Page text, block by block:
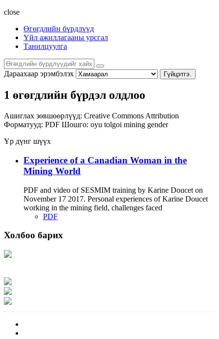
close
Өгөгдлийн бүрдлүүд
Үйл ажиллагааны урсгал
Танилцуулга
Дараахаар эрэмбэлэх Гүйцэтгэ.
1 өгөгдлийн бүрдэл олдлоо
Ашиглах зөвшөөрлүүд: Creative Commons Attribution
Форматууд: PDF Шошго: oyu tolgoi mining gender
Үр дүнг шүүх
Experience of a Canadian Woman in the
Mining World
PDF and video of SESMIM training by Karine Doucet on
November 17 2017. Personal experiences of Karine Doucet
working in the mining field, challenges faced
PDF
Холбоо барих